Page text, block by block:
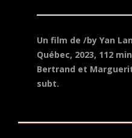
Un film de /by Yan
Québec, 2023, 112
Bertrand et
subt.